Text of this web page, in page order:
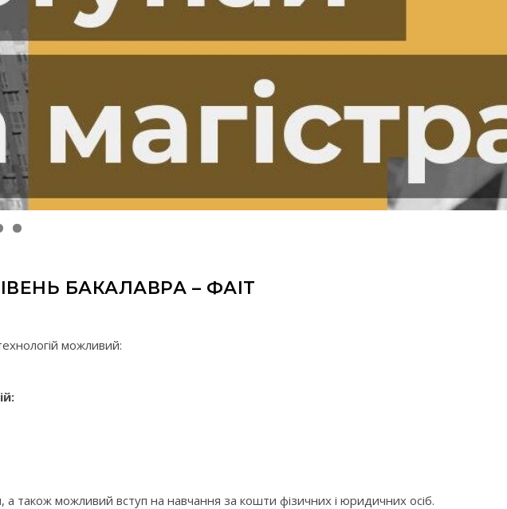
БАКАЛАВРА – ФАІТ
можливий:
також можливий вступ на навчання за кошти фізичних і юридичних осіб.